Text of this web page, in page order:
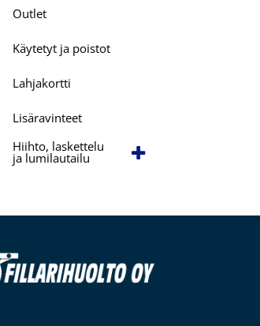
Outlet
Käytetyt ja poistot
Lahjakortti
Lisäravinteet
Hiihto, laskettelu
ja lumilautailu